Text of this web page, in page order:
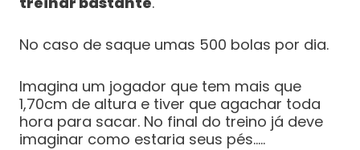
No caso de saque umas 500 bolas por dia.
Imagina um jogador que tem mais que
1,70cm de altura e tiver que agachar toda
hora para sacar. No final do treino já deve
imaginar como estaria seus pés…..